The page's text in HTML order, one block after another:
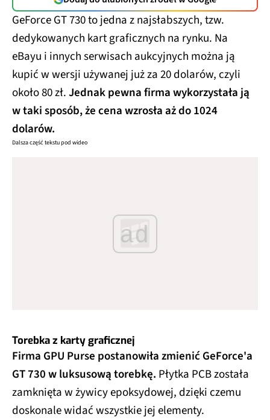
GeForce GT 730 to jedna z najsłabszych, tzw.
dedykowanych kart graficznych na rynku. Na
eBayu i innych serwisach aukcyjnych można ją
kupić w wersji używanej już za 20 dolarów, czyli
około 80 zł.Jednak pewna firma wykorzystała ją
w taki sposób, że cena wzrosła aż do 1024
dolarów.
Dalsza część tekstu pod wideo
ad
Torebka z karty graficznej
Firma GPU Purse postanowiła zmienić GeForce'a
GT 730 w luksusową torebkę. Płytka PCB została
zamknięta w żywicy epoksydowej, dzięki czemu
doskonale widać wszystkie jej elementy.